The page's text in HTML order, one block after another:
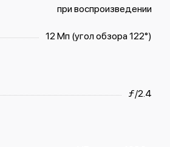
при воспроизведении
12 Мп (угол обзора 122°)
ƒ/2.4